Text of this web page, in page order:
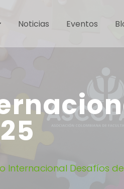
Noticias Eventos
Internacional Desafíos